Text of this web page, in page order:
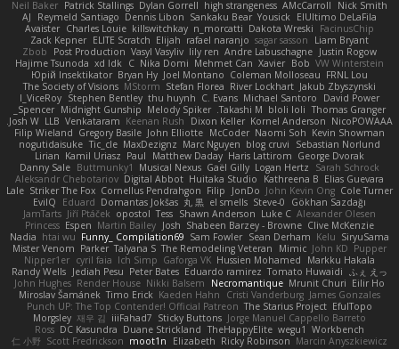
Nick Smith
AMcCarroll
high strangeness
Dylan Gorrell
Patrick Stallings
Neil Baker
ElUltimo DeLaFila
Yousick
Sankaku Bear
Dennis Libon
Reymeld Santiago
AJ
FacinusChip
Dakota Wreski
n_morcatti
killswitchkay
Charles Louie
Avaister
Liam Bryant
sagar sasson
rafael naranjo
Elijah
ELITE Scratch
Zack Kepner
Justin Rogow
Andre Labuschagne
lily ren
Vasyl Vasyliv
Post Production
Zbob
VW Winterstein
Bob
Xavier
Mehmet Can
Nika Domi
C
xd Idk
Hajime Tsunoda
FRNL Lou
Coleman Molloseau
Joel Montano
Bryan Hy
Юрій Insektikator
Jakub Zbyszynski
River Lockhart
Stefan Florea
MStorm
The Society of Visions
David Power
Michael Santoro
C. Evans
thu huynh
Stephen Bentley
I_ViceRoy
Thomas Granger
bloli loli
Takashi M.
Melody Spiker
Midnight Gunship
Spencer_
NicoPOWAAA
Kornel Anderson
Dixon Keller
Keenan Rush
Venkataram
LLB
Josh W.
Kevin Showman
Naomi Soh
McCoder
John Elliotte
Gregory Basile
Filip Wieland
Sebastian Norlund
blog cruvi
Marc Nguyen
MaxDezignz
Tic_cle
nogutidaisuke
George Dvorak
Haris Lattirom
Matthew Daday
Paul
Kamil Uriasz
Lirian
Sarah Schrock
Logan Hertz
Gaël Gilly
Musical Nexus
Buttmunky1
Danny Sale
Elias Guevara
Kathreena B
Huitaka Studio
Digital Abbot
Aleksandr Chebotariov
Cole Turner
John Kevin Ong
JonDo
Filip
Cornellus Pendrahgon
Striker The Fox
Lale
Gökhan Sazdağı
Steve-0
el smells
丸 黒
Domantas Jokšas
Eduard
EvilQ
Alexander Olesen
Luke C
Shawn Anderson
Tess
opostol
Jiří Ptáček
JamTarts
Clive McKenzie
Shabeen Barzey - Browne
Josh
Martin Bailey
Espen
Princess
SiryuSama
Kelu
Sean Derham
Sam Fowler
Funny_ Compilation69
htai wu
Nadia
Pupper
John KD
Mimic
The Remodeling Veteran
Talyana S
Parker
Mister Venom
Markku Hakala
Hussien Mohamed
Gaforga VK
Ich Simp
cyril faia
Nipper1er
ふぇ えっ
Tomato Huwaidi
Eduardo ramirez
Peter Bates
Jediah Pesu
Randy Wells
Eilir Ho
Mrunit Churi
Necromantique
Nikki Balsem
Render House
John Hughes
James Gonzales
Cristi Vanderburg
Kaeden Hahn
Timo Erick
Miroslav Šamánek
EfulTopo
The Starius Project
Punch UP: The Top Contender! Official Patreon
Jorge Manuel Cappello Barreto
Sticky Buttons
iiiFahad7
재우 김
Morgsley
Workbench
wegu1
TheHappyElite
Duane Strickland
DC Kasundra
Ross
Marcin Anyszkiewicz
Ricky Robinson
Elizabeth
moot1n
Scott Fredrickson
仁 小野